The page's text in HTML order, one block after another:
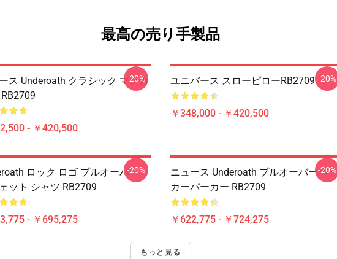
最高の売り手製品
ス Underoath クラシック マグカ
- ￥420,500
-20% ユニバース スローピローRB2709
￥348,000 - ￥420,500
-20%
ロック ロゴ プルオーバー
ット シャツ RB2709
- ￥695,275
-20%
ニュース Underoath プルオーバーパー
カーパーカー RB2709
￥622,775 - ￥724,275
-20%
もっと見る